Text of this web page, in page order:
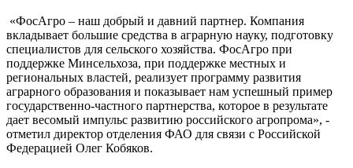
«ФосАгро – наш добрый и давний партнер. Компания
вкладывает большие средства в аграрную науку, подготовку
специалистов для сельского хозяйства. ФосАгро при
поддержке Минсельхоза, при поддержке местных и
региональных властей, реализует программу развития
аграрного образования и показывает нам успешный пример
государственно-частного партнерства, которое в результате
дает весомый импульс развитию российского агропрома», -
отметил директор отделения ФАО для связи с Российской
Федерацией Олег Кобяков.